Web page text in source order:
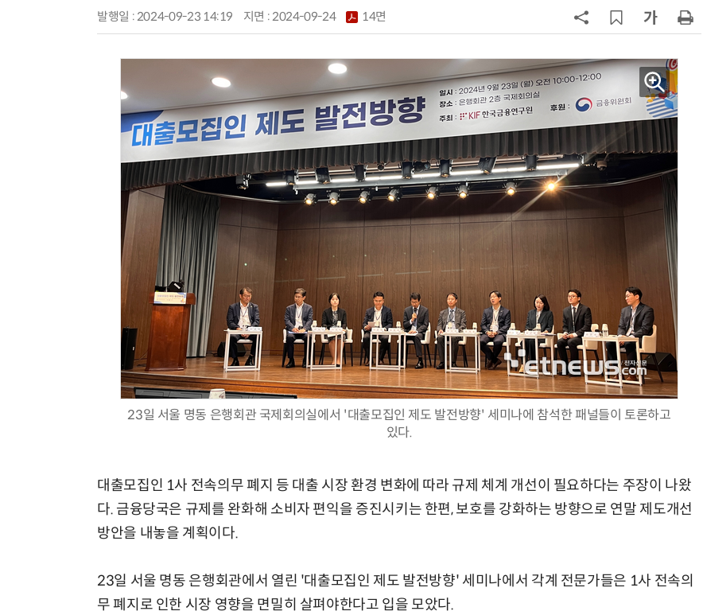
발행일 : 2024-09-23 14:19 지면 :2024-09-24 14면
23일 서울 명동 은행회관 국제회의실에서 '대출모집인 제도 발전방향' 세미나에 참석한 패널들이 토론하고
있다.
대출모집인 1사 전속의무 폐지 등 대출 시장 환경 변화에 따라 규제 체계 개선이 필요하다는 주장이 나왔
다. 금융당국은 규제를 완화해 소비자 편익을 증진시키는 한편, 보호를 강화하는 방향으로 연말 제도개선
방안을 내놓을 계획이다.
23일 서울 명동 은행회관에서 열린 '대출모집인 제도 발전방향' 세미나에서 각계 전문가들은 1사 전속의
무 폐지로 인한 시장 영향을 면밀히 살펴야한다고 입을 모았다.
서 TV·모니터 '大戰'
'상장 GA'로 쏠렸다…“신뢰도 메리
트”
9
LG 엑사원, 中企 제조현장 '전파'…
대기업과 협력사 AI 상생 시동
10 '상업용 디스플레이 빌려쓴다' …LG
전자, 美 B2B 구독 시동
AI Native Enterprise를 지원하는 AI Ready Data 플랫폼 활용 전략